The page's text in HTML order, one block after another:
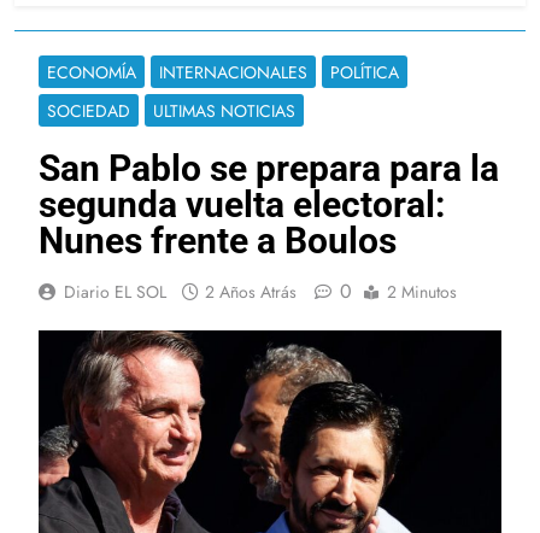
ECONOMÍA INTERNACIONALES
POLÍTICA
SOCIEDAD
ULTIMAS NOTICIAS
San Pablo se prepara para la
segunda vuelta electoral:
Nunes frente a Boulos
Diario EL SOL 2 Años Atrás 0 2 Minutos